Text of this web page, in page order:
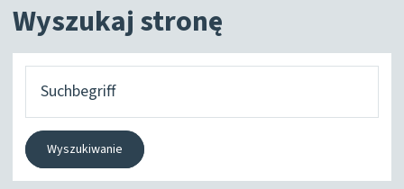
Wyszukaj stronę
szukasz?
Wyszukiwanie